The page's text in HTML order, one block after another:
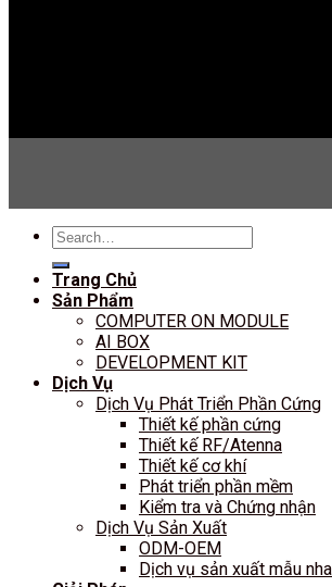
Search
for:
Trang Chủ
Sản Phẩm
COMPUTER ON MODULE
AI BOX
DEVELOPMENT KIT
Dịch Vụ
Dịch Vụ Phát Triển Phần Cứng
Thiết kế phần cứng
Thiết kế RF/Atenna
Thiết kế cơ khí
Phát triển phần mềm
Kiểm tra và Chứng nhận
Dịch Vụ Sản Xuất
ODM-OEM
Dịch vụ sản xuất mẫu